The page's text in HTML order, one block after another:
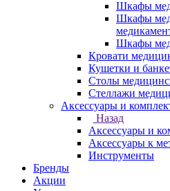
Шкафы
Шкафы
Шкафы
Кровати
Кушетки и
Столы
Стеллажи
Аксессуары и
Назад
Аксессуары и
Аксессуары к
Инструменты
Бренды
Акции